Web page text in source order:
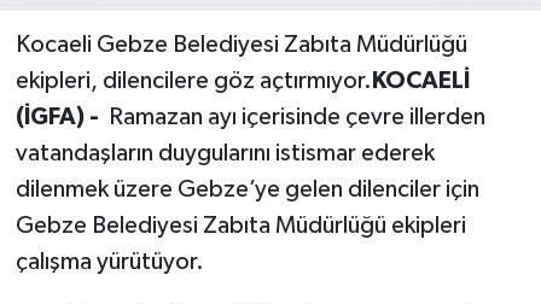
Kocaeli Gebze Belediyesi Zabıta Müdürlüğü
ekipleri, dilencilere göz açtırmıyor. KOCAELİ
(İGFA) -
Ramazan ayı içerisinde çevre illerden
vatandaşların duygularını istismar ederek
dilenmek üzere Gebze’ye gelen dilenciler için
Gebze Belediyesi Zabıta Müdürlüğü ekipleri
çalışma yürütüyor.